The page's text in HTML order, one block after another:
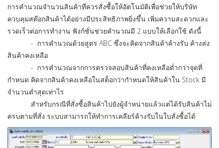
การคำนวณจำนวนสินค้าที่ควรสั่งซื้อให้อัตโนมัติเพื่อช่วยให้บริษัท
ควบคุมสต๊อกสินค้าได้อย่างมีประสิทธิภาพยิ่งขึ้น เพิ่มความสะดวกและ
รวดเร็วต่อการทำงาน ฟังก์ชั่นช่วยคำนวณมี 2 แบบให้เลือกใช้ ดังนี้
- การคำนวณด้วยสูตร ABC ซึ่งจะคิดจากสินค้าค้างรับ ค้างส่ง
สินค้าคงเหลือ
- การคำนวณจากการตรวจสอบสินค้าที่คงเหลือต่ำกว่าจุดที่
กำหนด คิดจากสินค้าคงเหลือในสต็อกว่ากำหนดให้สินค้าใน Stock มี
จำนวนต่ำสุดเท่าไร
สำหรับกรณีที่สั่งซื้อสินค้าไปยังผู้จำหน่ายแล้วแต่ได้รับสินค้าไม่
ครบตามที่สั่ง ระบบสามารถให้ทำการเคลียร์ค้างรับในใบสั่งซื้อได้